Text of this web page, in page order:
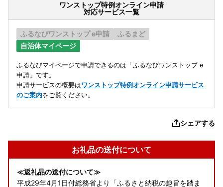
ワンストップ特例オンライン申請
対応サービス一覧
ふるなびワンストップ e申請
ふるまど
自治体マイページ
ふるなびマイページで申請できるのは「ふるなびワンストップ e
申請」です。
申請サービスの概要はワンストップ特例オンライン申請サービス
のご案内をご覧ください。
シェアする
お礼品の送付について
≪返礼品の送付について≫
平成29年4月1日付総務省より「ふるさと納税の趣旨を踏ま